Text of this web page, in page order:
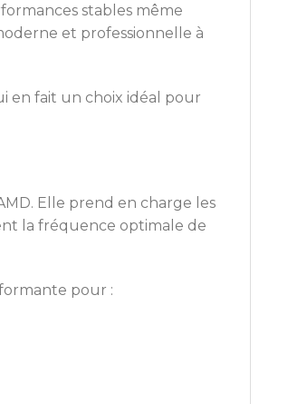
stables même
et professionnelle à
en fait un choix idéal pour
Elle prend en charge les
la fréquence optimale de
pour :